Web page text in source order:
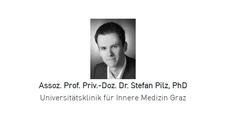
Assoz. Prof. Priv.-Doz. Dr. Stefan Pilz, PhD
Universitätsklinik für Innere Medizin Graz